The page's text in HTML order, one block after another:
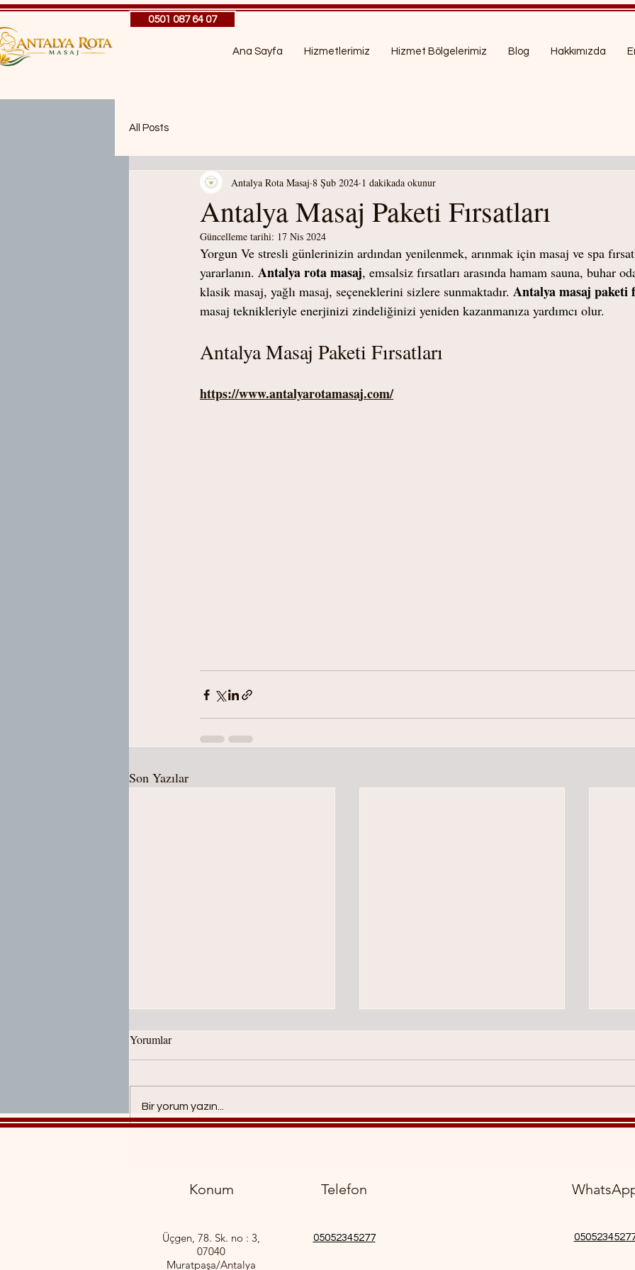
0501 087 64 07
Ana Sayfa Hizmetlerimiz Hizmet Bölgelerimiz Blog Hakkımızda
All Posts
Antalya Masaj Paketi Fırsatları
Antalya Rota Masaj 8 Şub 2024 1 dakikada okunur
Güncelleme tarihi: 17 Nis 2024
Yorgun Ve stresli günlerinizin ardından yenilenmek, arınmak için masaj ve spa
yararlanın. Antalya rota masaj, emsalsiz fırsatları arasında hamam sauna, buhar
klasik masaj, yağlı masaj, seçeneklerini sizlere sunmaktadır. Antalya masaj paketi
masaj teknikleriyle enerjinizi zindeliğinizi yeniden kazanmanıza yardımcı olur.
Antalya Masaj Paketi Fırsatları
https://www.antalyarotamasaj.com/
Son Yazılar
VIP
Yorumlar
Bir yorum yazın...
Konum Telefon
Üçgen, 78. Sk. no : 3,
07040
Muratpaşa/Antalya
05052345277